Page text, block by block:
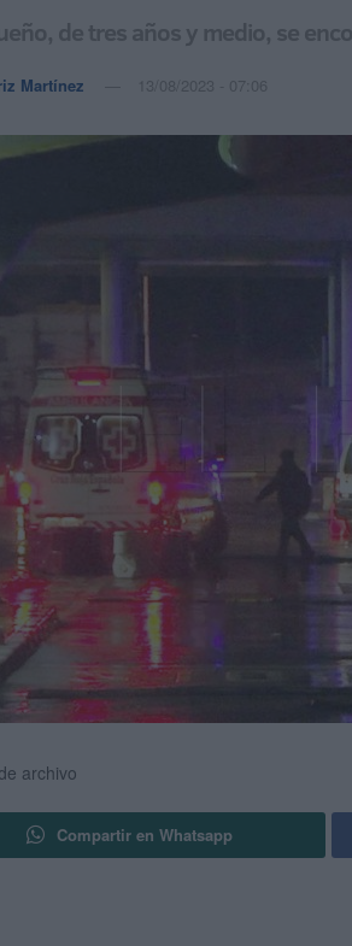
de tres años y medio, se
Martínez 13/08/2023 - 07:06
archivo
Compartir en Whatsapp